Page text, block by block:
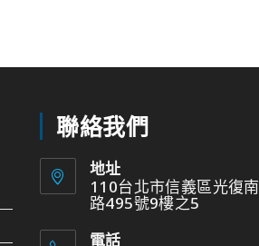
聯絡我們
地址
110台北市信義區光復南
路495號9樓之5
電話